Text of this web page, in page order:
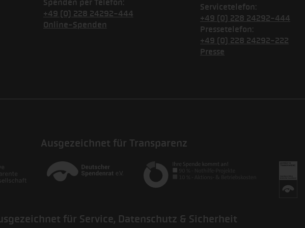
Spenden per Telefon:
+49 (0) 228 24292-444
Online-Spenden
Servicetelefon:
+49 (0) 228 24292-444
Pressetelefon:
+49 (0) 228 24292-222
Presse
Ausgezeichnet für Transparenz
für Service, Datenschutz & Sicherheit